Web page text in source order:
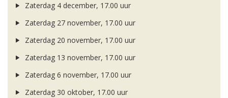
Zaterdag 4 december, 17.00 uur
Zaterdag 27 november, 17.00 uur
Zaterdag 20 november, 17.00 uur
Zaterdag 13 november, 17.00 uur
Zaterdag 6 november, 17.00 uur
Zaterdag 30 oktober, 17.00 uur